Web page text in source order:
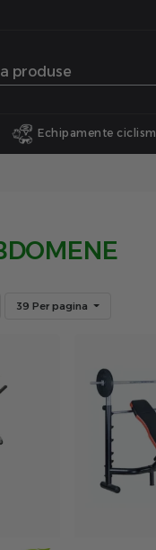
Echipamente ciclism
39 Per pagina